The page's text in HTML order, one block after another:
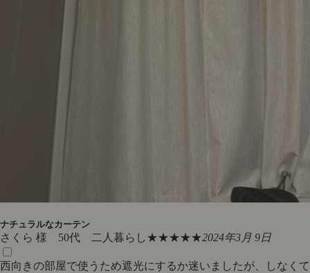
ナチュラルなカーテン
さくら 様 50代 二人暮らし★★★★★2024年3月 9日
西向きの部屋で使うため遮光にするか迷いましたが、しなくて